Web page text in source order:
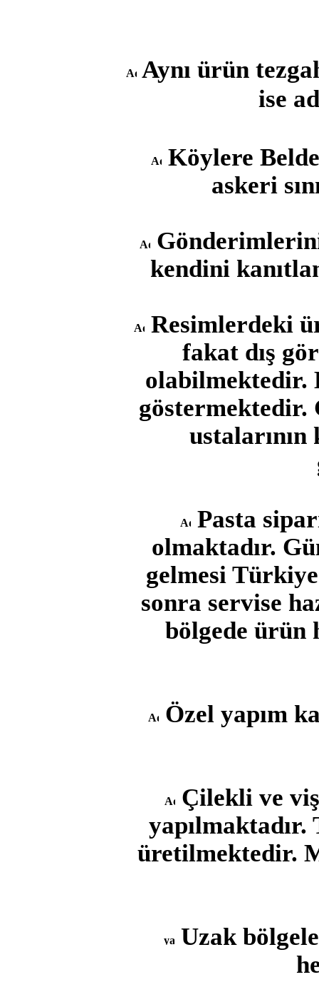
Aynı ürün
ise
Köylere
askeri
kendini
Resimlerdeki
fakat dış
olabilmektedir.
göstermektedir.
Pasta
olmaktadır.
gelmesi
sonra servise
bölgede ürün
Özel yapım
Çilekli ve
üretilmektedir.
Uzak